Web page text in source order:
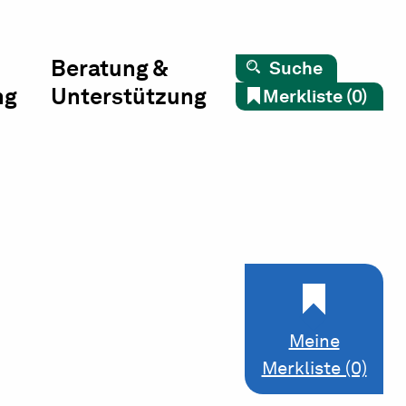
Beratung &
Unterstützung
Suche
Merkliste (0)
Meine
Merkliste (0)